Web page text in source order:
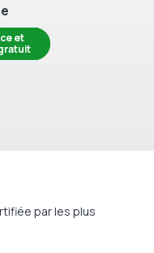
et
par les plus